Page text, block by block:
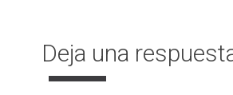
Deja una